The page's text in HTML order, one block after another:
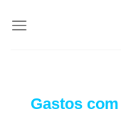
Gastos